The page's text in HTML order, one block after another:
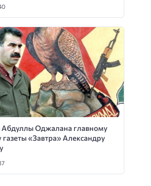
Абдуллы Оджалана главному
газеты «Завтра» Александру